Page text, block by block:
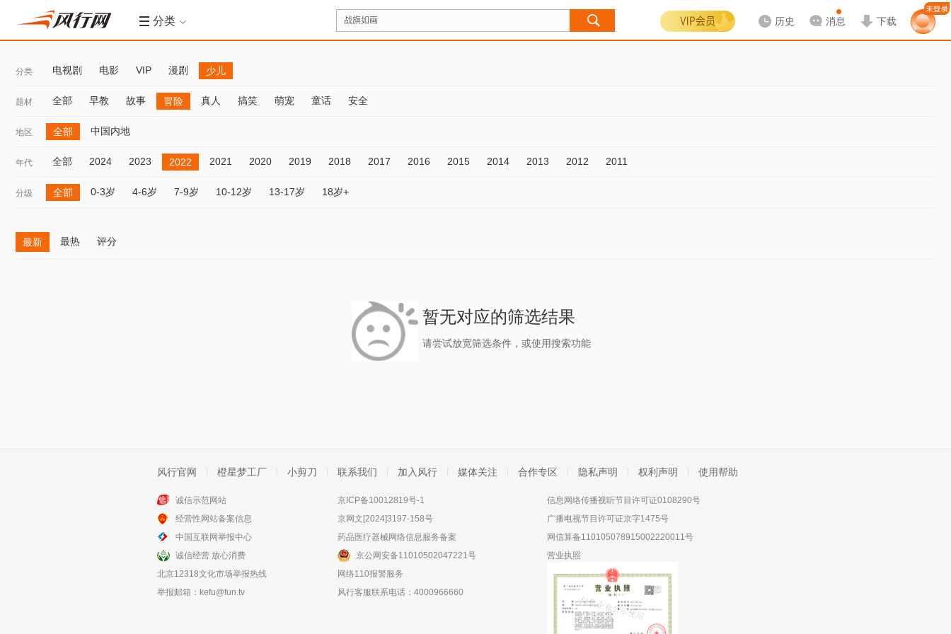
分类 历史 消息 下载
分类 电视剧 电影 VIP 漫剧 少儿
题材 全部 早教 故事 冒险 真人 搞笑 萌宠 童话 安全
地区 全部 中国内地
年代 全部 2024 2023 2022 2021 2020 2019 2018 2017 2016 2015 2014 2013 2012 2011
分级 全部 0-3岁 4-6岁 7-9岁 10-12岁 13-17岁 18岁+
最新 最热 评分
暂无对应的筛选结果
请尝试放宽筛选条件，或使用搜索功能
风行官网 橙星梦工厂 小剪刀 联系我们 加入风行 媒体关注 合作专区 隐私声明 权利声明 使用帮助
诚信示范网站
经营性网站备案信息
中国互联网举报中心
诚信经营 放心消费
北京12318文化市场举报热线
举报邮箱： kefu@fun.tv
京ICP备10012819号-1
京网文[2024]3197-158号
药品医疗器械网络信息服务备案
京公网安备11010502047221号
网络110报警服务
风行客服联系电话：4000966660
信息网络传播视听节目许可证0108290号
广播电视节目许可证京字1475号
网信算备110105078915002220011号
营业执照